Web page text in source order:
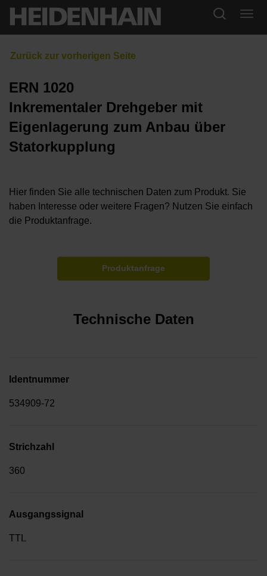
ERN 1020
Inkrementaler Drehgeber mit
Eigenlagerung zum Anbau über
Statorkupplung
Hier finden Sie alle technischen Daten zum Produkt. Sie
haben Interesse oder weitere Fragen? Nutzen Sie einfach
die Produktanfrage.
Produktanfrage
Technische Daten
Identnummer
534909-72
Strichzahl
360
Ausgangssignal
TTL